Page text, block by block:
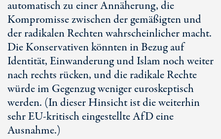
automatisch zu einer Annäherung, die
Kompromisse zwischen der gemäßigten und
der radikalen Rechten wahrscheinlicher macht.
Die Konservativen könnten in Bezug auf
Identität, Einwanderung und Islam noch weiter
nach rechts rücken, und die radikale Rechte
würde im Gegenzug weniger euroskeptisch
werden. (In dieser Hinsicht ist die weiterhin
sehrEU-kritischeingestellte AfD eine
Ausnahme.)